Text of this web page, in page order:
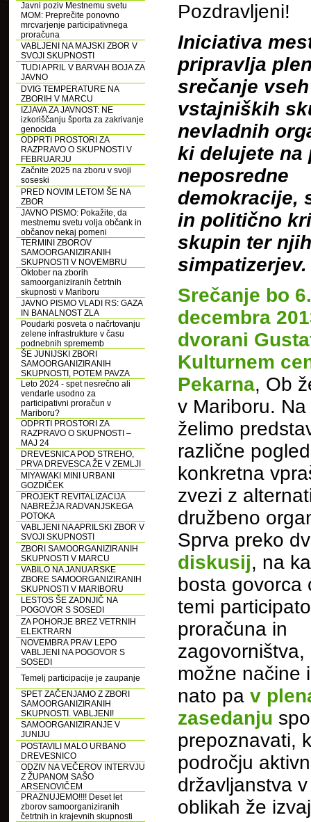
Javni poziv Mestnemu svetu
MOM: Preprečite ponovno
mrcvarjenje participativnega
proračuna
VABLJENI NA MAJSKI ZBOR V
SVOJI SKUPNOSTI
TUDI APRIL V BARVAH BOJA ZA
JAVNO
DVIG TEMPERATURE NA
ZBORIH V MARCU
IZJAVA ZA JAVNOST: NE
izkoriščanju športa za zakrivanje
genocida
ODPRTI PROSTORI ZA
RAZPRAVO O SKUPNOSTI V
FEBRUARJU
Začnite 2025 na zboru v svoji
soseski
PRED NOVIM LETOM ŠE NA
ZBOR
JAVNO PISMO: Pokažite, da
mestnemu svetu volja občank in
občanov nekaj pomeni
TERMINI ZBOROV
SAMOORGANIZIRANIH
SKUPNOSTI V NOVEMBRU
Oktober na zborih
samoorganiziranih četrtnih
skupnosti v Mariboru
JAVNO PISMO VLADI RS: GAZA
IN BANALNOST ZLA
Poudarki posveta o načrtovanju
zelene infrastrukture v času
podnebnih sprememb
ŠE JUNIJSKI ZBORI
SAMOORGANIZIRANIH
SKUPNOSTI, POTEM PAVZA
Leto 2024 - spet nesrečno ali
vendarle usodno za
participativni proračun v
Mariboru?
ODPRTI PROSTORI ZA
RAZPRAVO O SKUPNOSTI –
MAJ 24
DREVESNICA POD STREHO,
PRVA DREVESCA ŽE V ZEMLJI
MIYAWAKI MINI URBANI
GOZDIČEK
PROJEKT REVITALIZACIJA
NABREŽJA RADVANJSKEGA
POTOKA
VABLJENI NA APRILSKI ZBOR V
SVOJI SKUPNOSTI
ZBORI SAMOORGANIZIRANIH
SKUPNOSTI V MARCU
VABILO NA JANUARSKE
ZBORE SAMOORGANIZIRANIH
SKUPNOSTI V MARIBORU
LESTOS ŠE ZADNJIČ NA
POGOVOR S SOSEDI
ZA POHORJE BREZ VETRNIH
ELEKTRARN
NOVEMBRA PRAV LEPO
VABLJENI NA POGOVOR S
SOSEDI
Temelj participacije je zaupanje
SPET ZAČENJAMO Z ZBORI
SAMOORGANIZIRANIH
SKUPNOSTI. VABLJENI!
SAMOORGANIZIRANJE V
JUNIJU
POSTAVILI MALO URBANO
DREVESNICO
ODZIV NA VEČEROV INTERVJU
Z ŽUPANOM SAŠO
ARSENOVIČEM
PRAZNUJEMO!!!! Deset let
zborov samoorganiziranih
četrtnih in krajevnih skupnosti
Pozdravljeni!
Iniciativa
pripravlja
srečanje vseh
vstajniških
nevladnih
ki delujete na
neposredne
demokracije,
in politično
skupin ter
simpatizerjev.
Srečanje bo 6.
decembra
dvorani
Kulturnem
Pekarna, Ob
v Mariboru.
želimo
različne
konkretna
zvezi z
družbeno
Sprva preko
diskusij, na
bosta govorca
temi
proračuna in
zagovorništva,
možne načine
nato pa v
zasedanju
prepoznavati,
področju
državljanstva
oblikah že